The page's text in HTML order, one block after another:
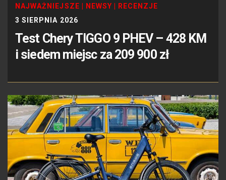
NAJWAŻNIEJSZE NEWSY
RECENZJE
3 SIERPNIA 2026
Test Chery TIGGO 9 PHEV – 428 KM
i siedem miejsc za 209 900 zł